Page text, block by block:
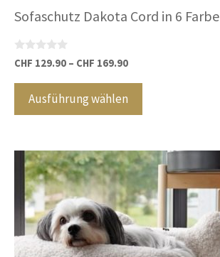
Sofaschutz Dakota Cord in 6
0
v
CHF 129.90 – CHF 169.90
Ausführung wählen
weist
Varianten
auf.
Die
Optionen
können
auf